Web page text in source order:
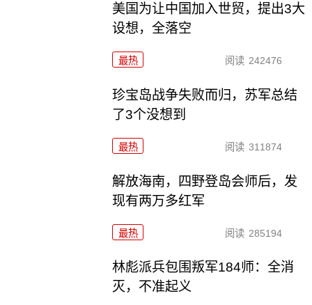
美国为让中国加入世贸，提出3大
设想，全落空
最热 阅读 242476
珍宝岛战争失败而归，苏军总结
了3个没想到
最热 阅读 311874
解放海南，四野登岛会师后，发
现有两万多红军
最热 阅读 285194
林彪派兵包围叛军184师：全消
灭，不准起义